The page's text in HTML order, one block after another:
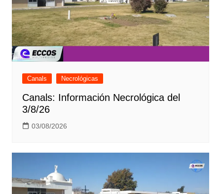
Canals Necrológicas
Canals: Información Necrológica del
3/8/26
03/08/2026